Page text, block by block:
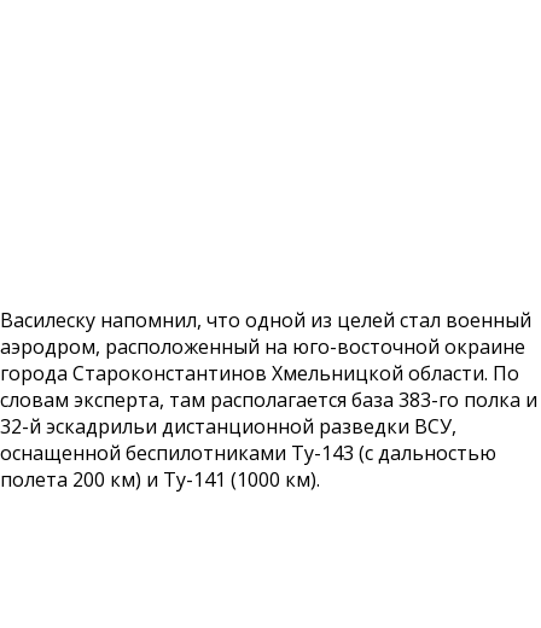
Василеску напомнил, что одной из целей стал военный
аэродром, расположенный на юго-восточной окраине
города Староконстантинов Хмельницкой области. По
словам эксперта, там располагается база 383-го полка и
32-й эскадрильи дистанционной разведки ВСУ,
оснащенной беспилотниками Ту-143 (с дальностью
полета 200 км) и Ту-141 (1000 км).